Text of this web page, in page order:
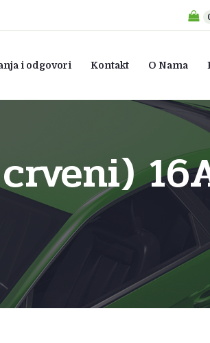
i odgovori Kontakt O Nama